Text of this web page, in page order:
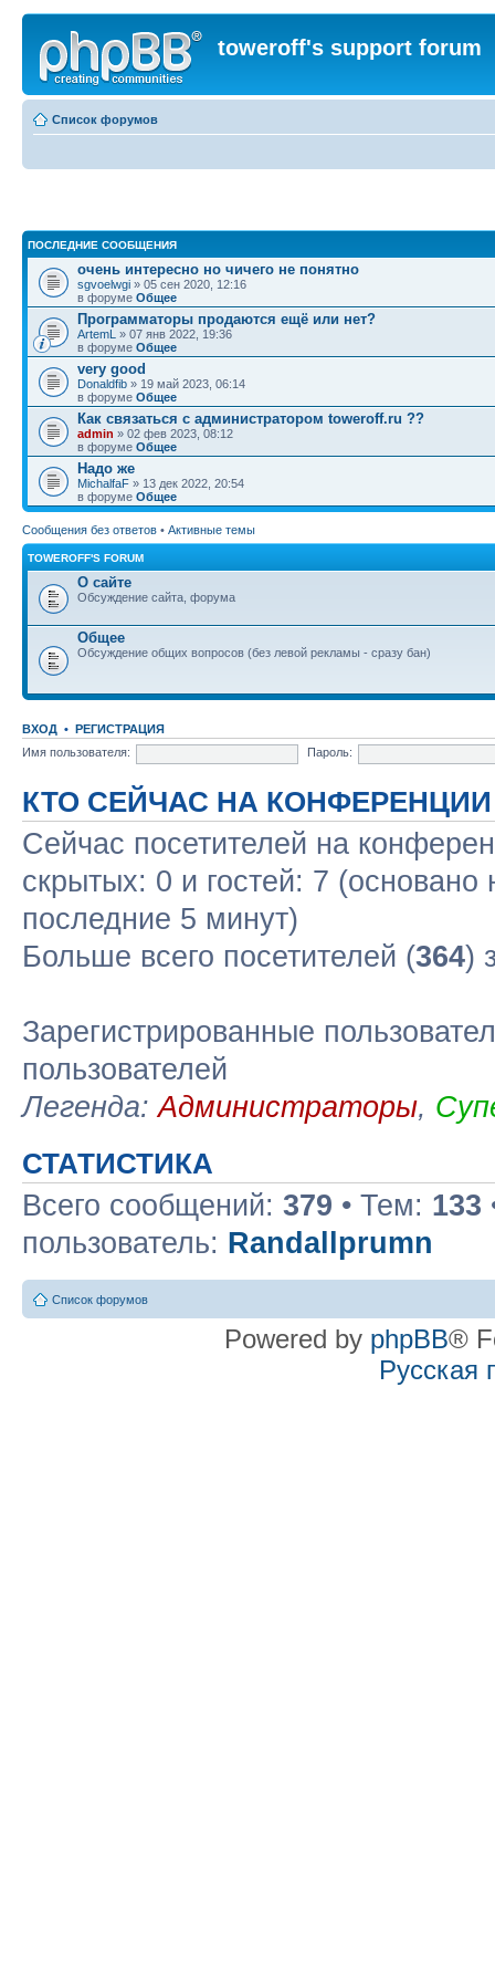
toweroff's support forum
Список форумов
ПОСЛЕДНИЕ СООБЩЕНИЯ
очень интересно но чичего не понятно
sgvoelwgi » 05 сен 2020, 12:16
в форуме Общее
Программаторы продаются ещё или нет?
ArtemL » 07 янв 2022, 19:36
в форуме Общее
very good
Donaldfib » 19 май 2023, 06:14
в форуме Общее
Как связаться с администратором toweroff.ru ??
admin » 02 фев 2023, 08:12
в форуме Общее
Надо же
MichalfaF » 13 дек 2022, 20:54
в форуме Общее
Сообщения без ответов • Активные темы
TOWEROFF'S FORUM
О сайте
Обсуждение сайта, форума
Общее
Обсуждение общих вопросов (без левой рекламы - сразу бан)
ВХОД • РЕГИСТРАЦИЯ
Имя пользователя:
Пароль:
КТО СЕЙЧАС НА КОНФЕРЕНЦИИ
Сейчас посетителей на
скрытых: 0 и гостей: 7 (основано
последние 5 минут)
Больше всего посетителей (364)
Зарегистрированные
пользователей
Легенда:Администраторы,
СТАТИСТИКА
Всего сообщений: 379 • Тем: 133
пользователь: Randallprumn
Список форумов
Powered by phpBB®
Русская